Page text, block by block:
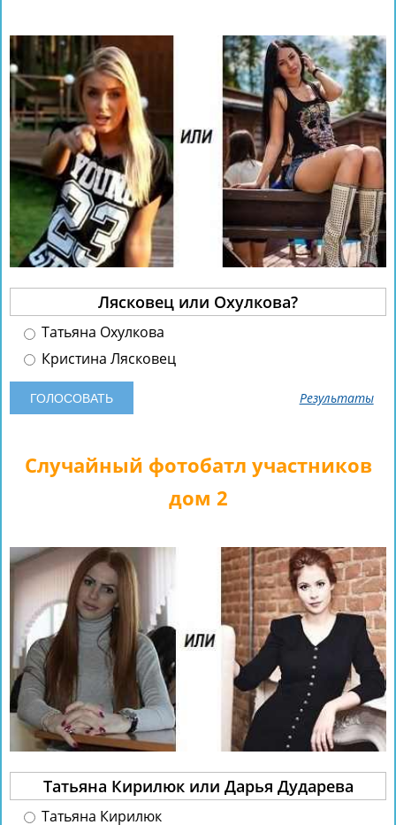
Лясковец или Охулкова?
Татьяна Охулкова
Кристина Лясковец
Результаты
Случайный фотобатл участников
дом 2
Татьяна Кирилюк или Дарья Дударева
Татьяна Кирилюк